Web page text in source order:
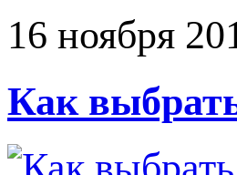
16 ноября
Как